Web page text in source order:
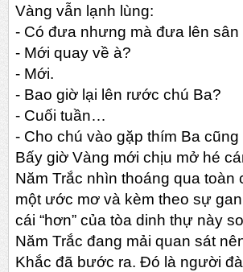
Vàng vẫn lạnh lùng:
- Có đưa nhưng mà đưa lên sân
- Mới quay về à?
- Mới.
- Bao giờ lại lên rước chú Ba?
- Cuối tuần…
- Cho chú vào gặp thím Ba
Bấy giờ Vàng mới chịu mở hé
Năm Trắc nhìn thoáng qua
một ước mơ và kèm theo sự
cái “hơn” của tòa dinh thự này
Năm Trắc đang mải quan sát
Khắc đã bước ra. Đó là người